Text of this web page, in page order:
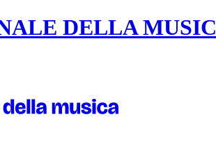
DELLA